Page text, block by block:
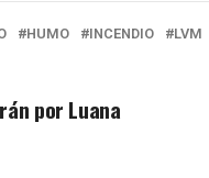
HUMO INCENDIO LVM
por Luana